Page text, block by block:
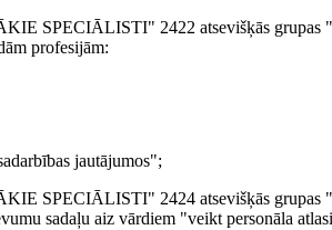
SPECIĀLISTI" 2422 atsevišķās
profesijām:
jautājumos";
SPECIĀLISTI" 2424 atsevišķās
sadaļu aiz vārdiem "veikt personāla